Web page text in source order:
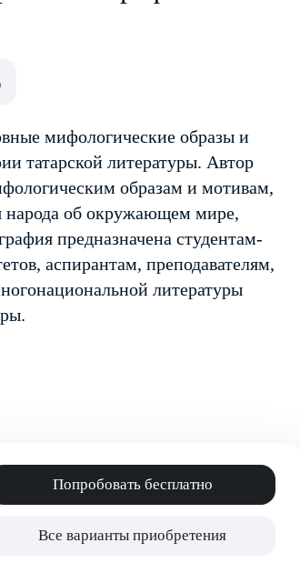
мифологические образы и
татарской литературы. Автор
образам и мотивам,
народа об окружающем мире,
предназначена студентам-
аспирантам, преподавателям,
литературы
Попробовать бесплатно
Все варианты приобретения